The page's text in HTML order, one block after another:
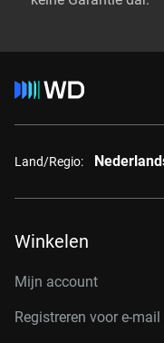
Land/Regio:
Winkelen
Mijn account
Registreren voor e-mail